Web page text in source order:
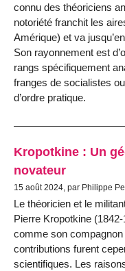
connu des théoriciens
notoriété franchit les
Amérique) et va
Son rayonnement est
rangs spécifiquement
franges de socialistes
d’ordre pratique.
Kropotkine : Un
novateur
15 août 2024, par Philippe
Le théoricien et le
Pierre Kropotkine
comme son
contributions furent
scientifiques. Les